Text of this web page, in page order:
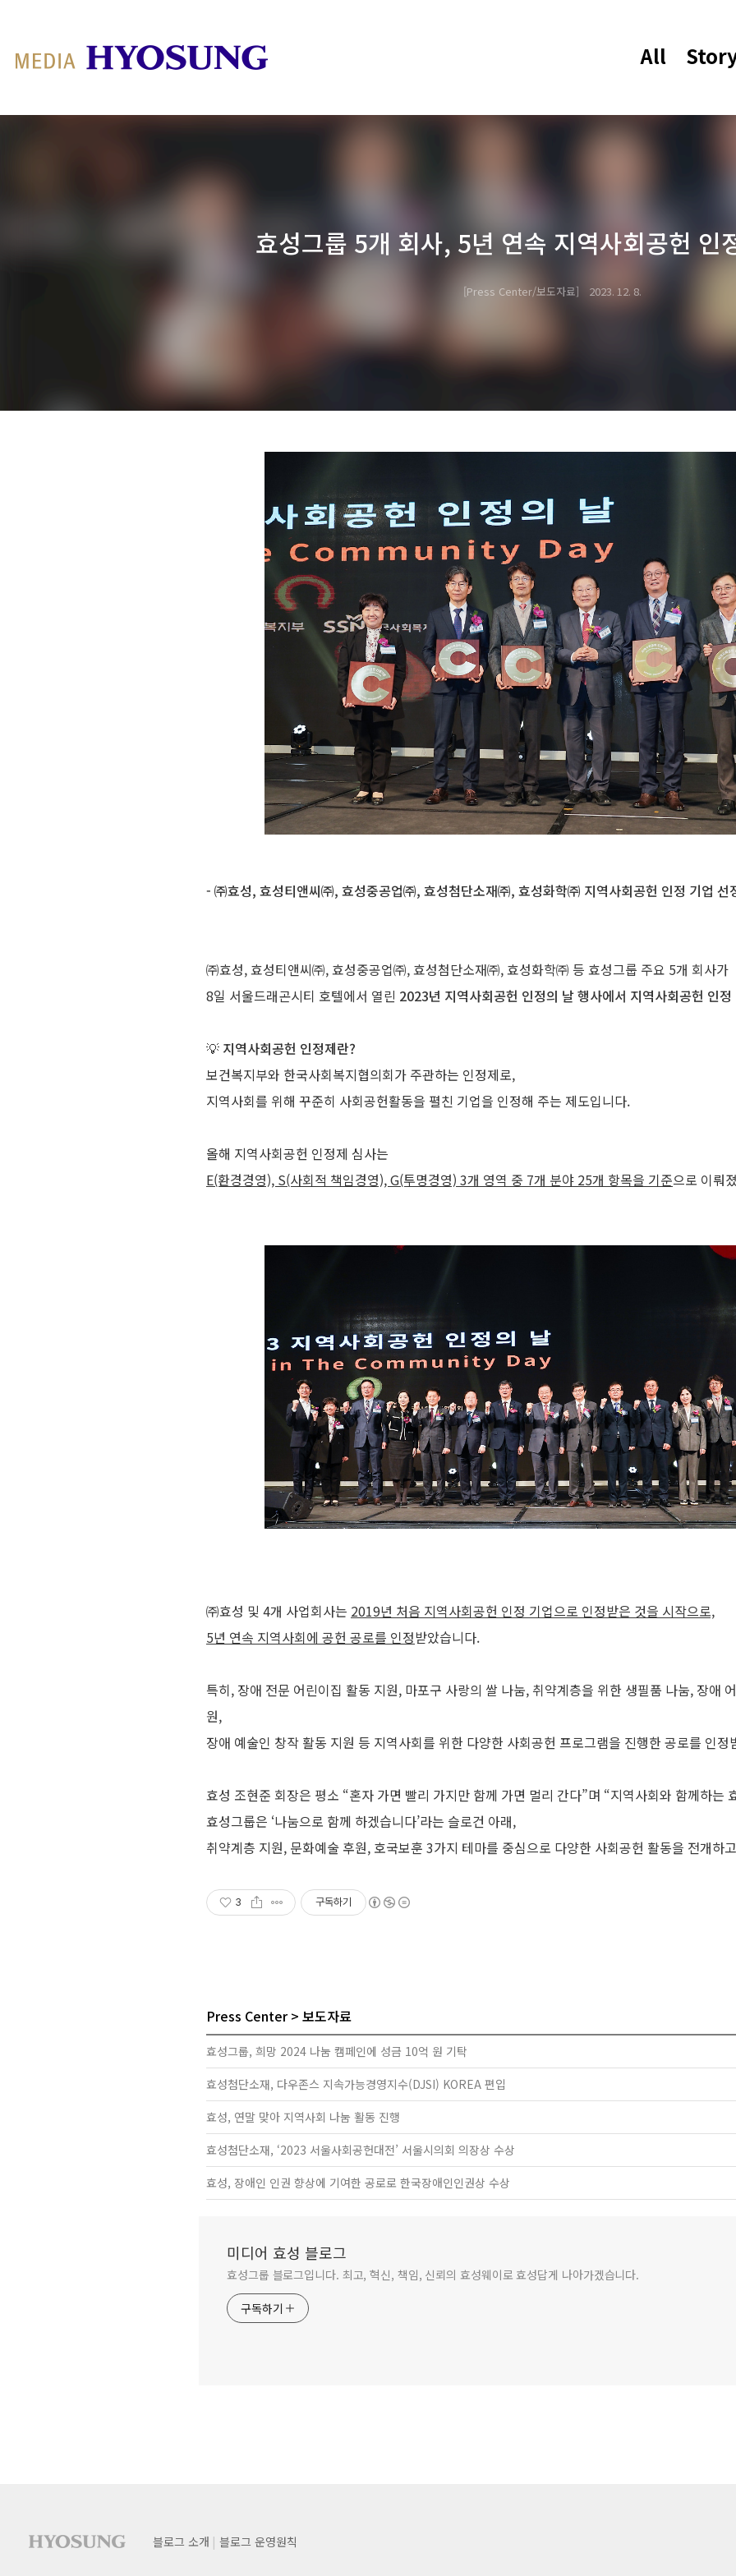
MY FRIEND HYOSUNG All
효성그룹 5개 회사, 5년 연속 지역사회공헌 인
Press Center/보도자료 2023. 12. 8.
- ㈜효성, 효성티앤씨㈜, 효성중공업㈜, 효성첨단소재㈜, 효성화학㈜ 지역사회공헌 인정 기업 선
㈜효성, 효성티앤씨㈜, 효성중공업㈜, 효성첨단소재㈜, 효성화학㈜ 등 효성그룹 주요 5개 회사가
8일 서울드래곤시티 호텔에서 열린 2023년 지역사회공헌 인정의 날 행사에서 지역사회공헌 인
💡 지역사회공헌 인정제란?
보건복지부와 한국사회복지협의회가 주관하는 인정제로,
지역사회를 위해 꾸준히 사회공헌활동을 펼친 기업을 인정해 주는 제도입니다.
올해 지역사회공헌 인정제 심사는
E(환경경영), S(사회적 책임경영), G(투명경영) 3개 영역 중 7개 분야 25개 항목을 기준으로 이뤄
㈜효성 및 4개 사업회사는 2019년 처음 지역사회공헌 인정 기업으로 인정받은 것을 시작으로,
5년 연속 지역사회에 공헌 공로를 인정받았습니다.
특히, 장애 전문 어린이집 활동 지원, 마포구 사랑의 쌀 나눔, 취약계층을 위한 생필품 나눔, 장애
원,
장애 예술인 창작 활동 지원 등 지역사회를 위한 다양한 사회공헌 프로그램을 진행한 공로를 인정
효성 조현준 회장은 평소 “혼자 가면 빨리 가지만 함께 가면 멀리 간다”며 “지역사회와 함께하는
효성그룹은 ‘나눔으로 함께 하겠습니다’라는 슬로건 아래,
취약계층 지원, 문화예술 후원, 호국보훈 3가지 테마를 중심으로 다양한 사회공헌 활동을 전개하
3 구독하기
Press Center 보도자료
효성그룹, 희망 2024 나눔 캠페인에 성금 10억 원 기탁
효성첨단소재, 다우존스 지속가능경영지수(DJSI) KOREA 편입
효성, 연말 맞아 지역사회 나눔 활동 진행
효성첨단소재, ‘2023 서울사회공헌대전’ 서울시의회 의장상 수상
효성, 장애인 인권 향상에 기여한 공로로 한국장애인인권상 수상
미디어 효성 블로그
효성그룹 블로그입니다. 최고, 혁신, 책임, 신뢰의 효성웨이로 효성답게 나아가겠습니다.
구독하기
사이트 푸터
푸터
블로그 소개 블로그 운영원칙